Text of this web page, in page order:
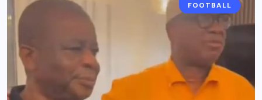
FOOTBALL